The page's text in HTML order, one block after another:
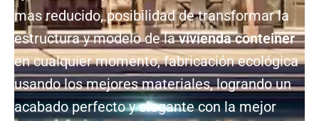
mas reducido, posibilidad de transformar la
estructura y modelo de lavivienda conteiner
en cualquier momento, fabricación ecológica
usando los mejores materiales, logrando un
acabado perfecto y elegante con la mejor